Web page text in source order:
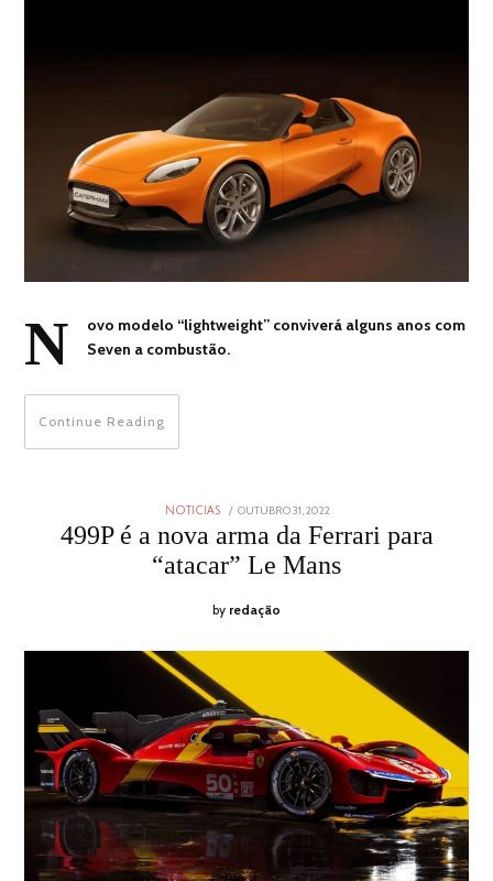
N
ovo modelo “lightweight” conviverá alguns anos com
Seven a combustão.
Continue Reading
NOTICIAS
POSTED
OUTUBRO 31, 2022
2022
499P é a nova arma da Ferrari para
“atacar” Le Mans
by redação